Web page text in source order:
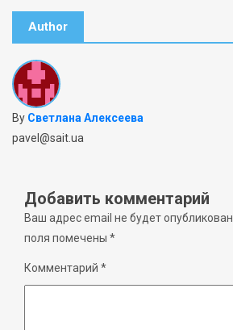
Author
By Светлана Алексеева
pavel@sait.ua
Добавить комментарий
Ваш адрес email не будет опубликован.
поля помечены *
Комментарий *